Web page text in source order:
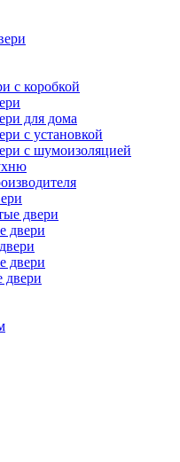
с коробкой
для дома
с установкой
с шумоизоляцией
двери
двери
двери
двери